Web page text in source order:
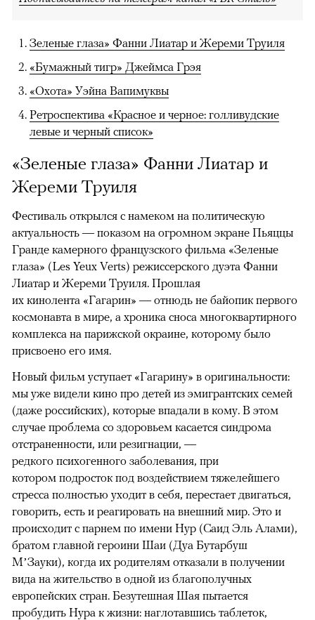
Зеленые глаза» Фанни Лиатар и Жереми Труиля
«Бумажный тигр» Джеймса Грэя
«Охота» Уэйна Вапимуквы
Ретроспектива «Красное и черное: голливудские
левые и черный список»
«Зеленые глаза» Фанни Лиатар и
Жереми Труиля
Фестиваль открылся с намеком на политическую
актуальность — показом на огромном экране Пьяццы
Гранде камерного французского фильма «Зеленые
глаза» (Les Yeux Verts) режиссерского дуэта Фанни
Лиатар и Жереми Труиля. Прошлая
их кинолента «Гагарин» — отнюдь не байопик первого
космонавта в мире, а хроника сноса многоквартирного
комплекса на парижской окраине, которому было
присвоено его имя.
Новый фильм уступает «Гагарину» в оригинальности:
мы уже видели кино про детей из эмигрантских семей
(даже российских), которые впадали в кому. В этом
случае проблема со здоровьем касается синдрома
отстраненности, или резигнации, —
редкого психогенного заболевания, при
котором подросток под воздействием тяжелейшего
стресса полностью уходит в себя, перестает двигаться,
говорить, есть и реагировать на внешний мир. Это и
происходит с парнем по имени Нур (Саид Эль Алами),
братом главной героини Шаи (Дуа Бутарбуш
М’Зауки), когда их родителям отказали в получении
вида на жительство в одной из благополучных
европейских стран. Безутешная Шая пытается
пробудить Нура к жизни: наглотавшись таблеток,